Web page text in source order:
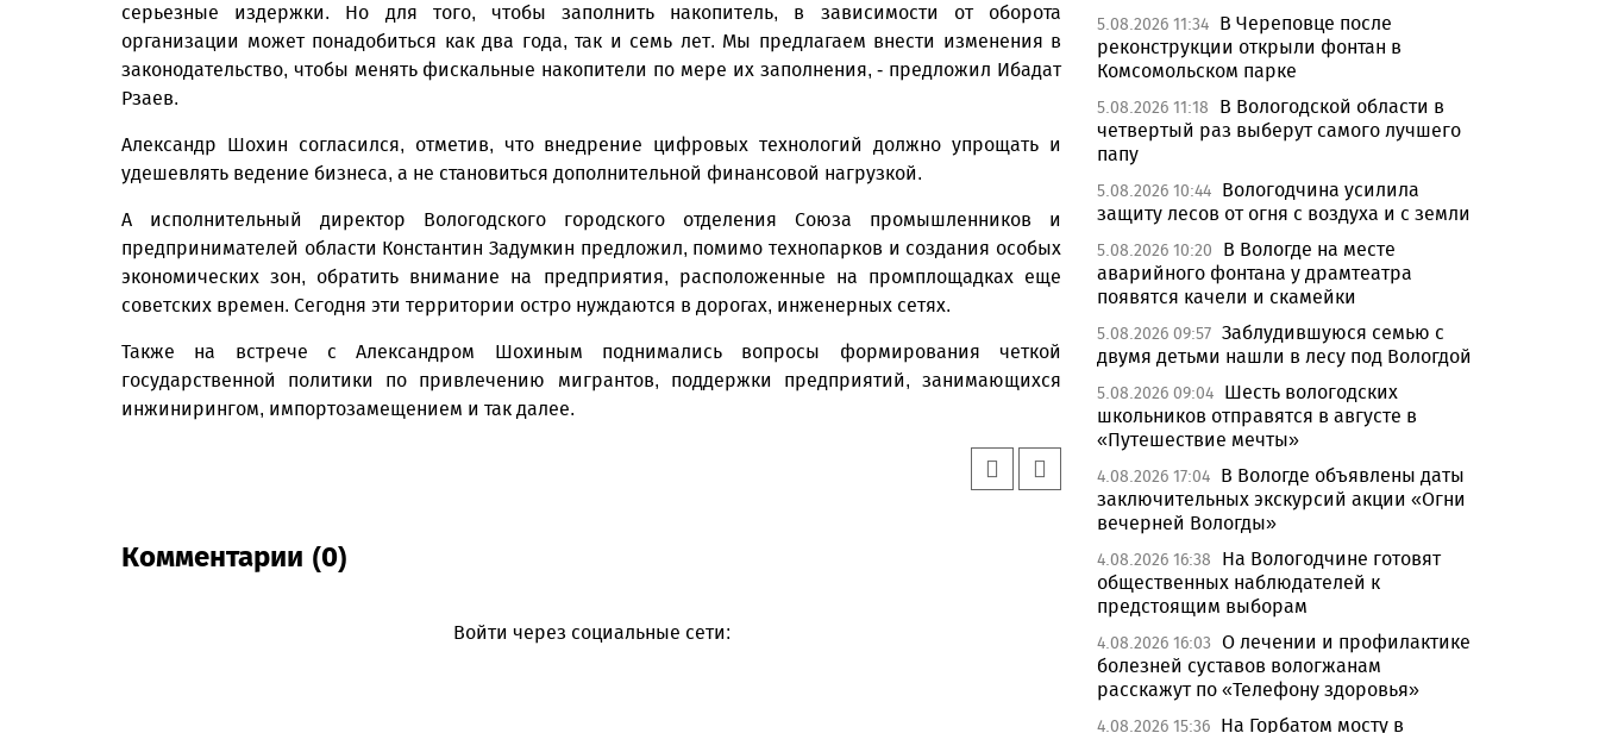
серьезные издержки. Но для того, чтобы заполнить накопитель, в зависимости от оборота
организации может понадобиться как два года, так и семь лет. Мы предлагаем внести изменения в
законодательство, чтобы менять фискальные накопители по мере их заполнения, - предложил Ибадат
Рзаев.
Александр Шохин согласился, отметив, что внедрение цифровых технологий должно упрощать и
удешевлять ведение бизнеса, а не становиться дополнительной финансовой нагрузкой.
А исполнительный директор Вологодского городского отделения Союза промышленников и
предпринимателей области Константин Задумкин предложил, помимо технопарков и создания особых
экономических зон, обратить внимание на предприятия, расположенные на промплощадках еще
советских времен. Сегодня эти территории остро нуждаются в дорогах, инженерных сетях.
Также на встрече с Александром Шохиным поднимались вопросы формирования четкой
государственной политики по привлечению мигрантов, поддержки предприятий, занимающихся
инжинирингом, импортозамещением и так далее.
Комментарии (0)
Войти через социальные сети:
5.08.2026 11:34 В Череповце после
реконструкции открыли фонтан в
Комсомольском парке
5.08.2026 11:18
В Вологодской области в
четвертый раз выберут самого лучшего
папу
5.08.2026 10:44 Вологодчина усилила
защиту лесов от огня с воздуха и с земли
5.08.2026 10:20
В Вологде на месте
аварийного фонтана у драмтеатра
появятся качели и скамейки
5.08.2026 09:57 Заблудившуюся семью с
двумя детьми нашли в лесу под Вологдой
5.08.2026 09:04 Шесть вологодских
школьников отправятся в августе в
«Путешествие мечты»
4.08.2026 17:04 В Вологде объявлены даты
заключительных экскурсий акции «Огни
вечерней Вологды»
4.08.2026 16:38
На Вологодчине готовят
общественных наблюдателей к
предстоящим выборам
4.08.2026 16:03 О лечении и профилактике
болезней суставов вологжанам
расскажут по «Телефону здоровья»
4.08.2026 15:36 На Горбатом мосту в